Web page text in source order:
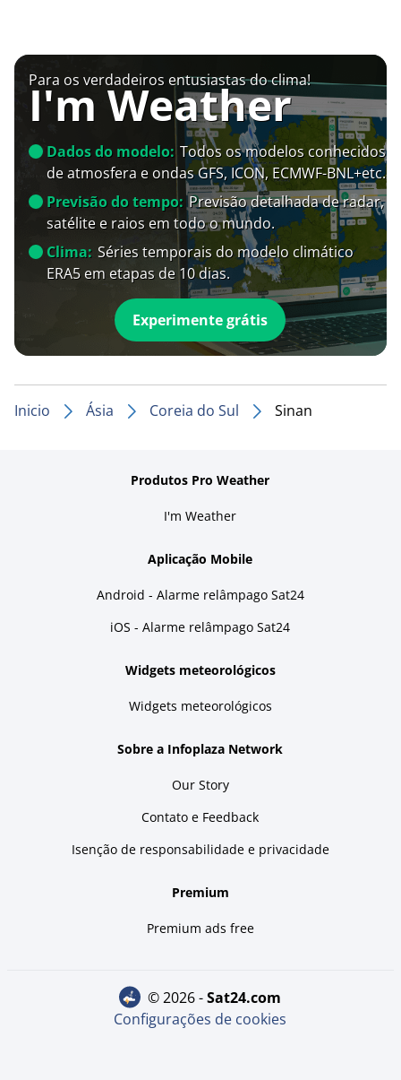
Para os verdadeiros entusiastas do clima!
I'm Weather
Dados do modelo: Todos os modelos conhecidos
de atmosfera e ondas GFS, ICON, ECMWF-BNL+etc.
Previsão do tempo: Previsão detalhada de radar,
satélite e raios em todo o mundo.
Clima: Séries temporais do modelo climático
ERA5 em etapas de 10 dias.
Experimente grátis
Inicio Ásia Coreia do Sul Sinan
Produtos Pro Weather
I'm Weather
Aplicação Mobile
Android - Alarme relâmpago Sat24
iOS - Alarme relâmpago Sat24
Widgets meteorológicos
Widgets meteorológicos
Sobre a Infoplaza Network
Our Story
Contato e Feedback
Isenção de responsabilidade e privacidade
Premium
Premium ads free
© 2026 - sat24.com
Configurações de cookies